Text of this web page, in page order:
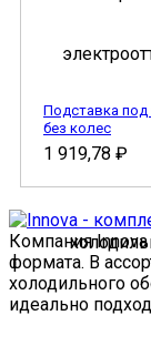
Подставка под
без колес
1 919,78 ₽
Компания
формата. В
холодильного
идеально